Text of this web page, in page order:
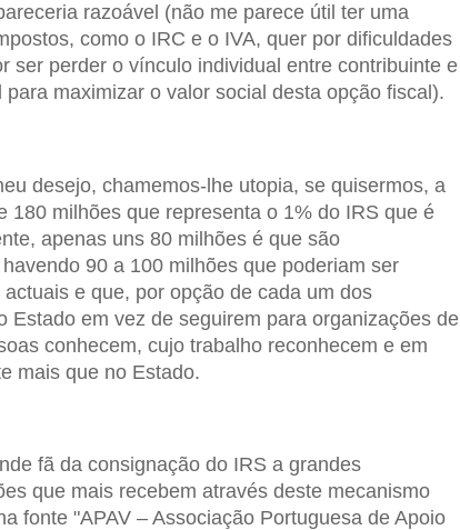
razoável (não me parece útil ter uma
como o IRC e o IVA, quer por dificuldades
ser perder o vínculo individual entre contribuinte e
maximizar o valor social desta opção fiscal).
desejo, chamemos-lhe utopia, se quisermos, a
180 milhões que representa o 1% do IRS que é
apenas uns 80 milhões é que são
90 a 100 milhões que poderiam ser
e que, por opção de cada um dos
Estado em vez de seguirem para organizações de
conhecem, cujo trabalho reconhecem e em
mais que no Estado.
fã da consignação do IRS a grandes
que mais recebem através deste mecanismo
fonte "APAV – Associação Portuguesa de Apoio